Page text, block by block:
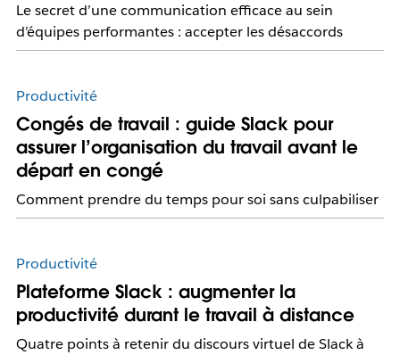
Le secret d’une communication efficace au sein
d’équipes performantes : accepter les désaccords
Productivité
Congés de travail : guide Slack pour
assurer l’organisation du travail avant le
départ en congé
Comment prendre du temps pour soi sans culpabiliser
Productivité
Plateforme Slack : augmenter la
productivité durant le travail à distance
Quatre points à retenir du discours virtuel de Slack à